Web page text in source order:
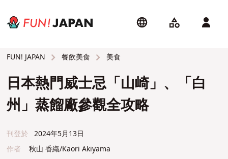
FUN! JAPAN 餐飲美食 美食
日本熱門威士忌「山崎」、「白
州」蒸餾廠參觀全攻略
刊登於
2024年5月13日
作者
秋山 香織/Kaori Akiyama